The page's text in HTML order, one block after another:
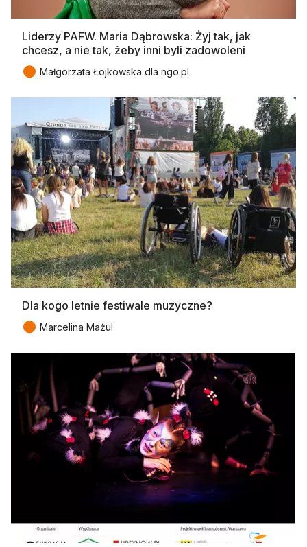
Liderzy PAFW. Maria Dąbrowska: Żyj tak, jak
chcesz, a nie tak, żeby inni byli zadowoleni
● Małgorzata Łojkowska dla ngo.pl
Dla kogo letnie festiwale muzyczne?
● Marcelina Mażul